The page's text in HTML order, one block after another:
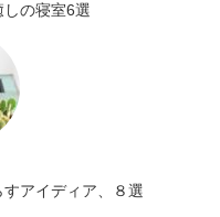
の寝室6選
アイディア、８選